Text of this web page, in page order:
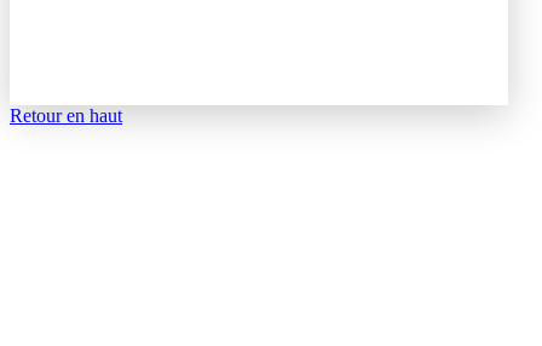
Retour en haut